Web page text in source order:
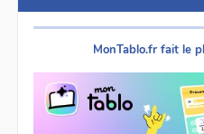
MonTablo.fr fait le